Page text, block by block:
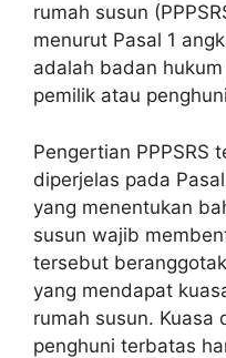
rumah susun
menurut Pasal 1
adalah badan
pemilik atau
Pengertian PPPSRS
diperjelas pada
yang menentukan
susun wajib
tersebut
yang mendapat
rumah susun. Kuasa
penghuni terbatas